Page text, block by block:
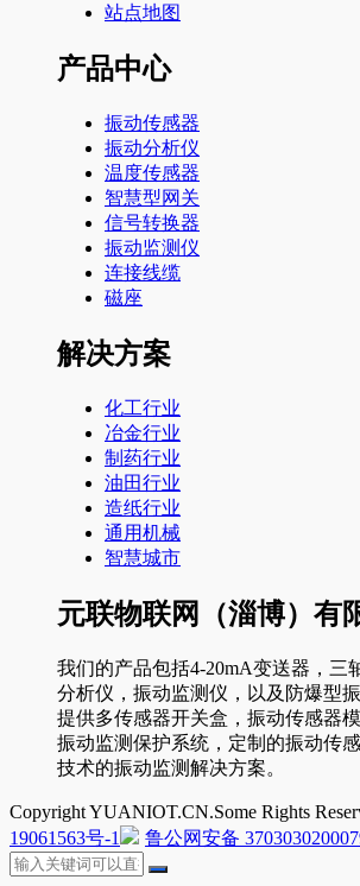
站点地图
产品中心
振动传感器
振动分析仪
温度传感器
智慧型网关
信号转换器
振动监测仪
连接线缆
磁座
解决方案
化工行业
冶金行业
制药行业
油田行业
造纸行业
通用机械
智慧城市
元联物联网（淄博）有
我们的产品包括4-20mA变送器，三
分析仪，振动监测仪，以及防爆型
提供多传感器开关盒，振动传感器
振动监测保护系统，定制的振动传
技术的振动监测解决方案。
Copyright YUANIOT.CN.Some Rights
19061563号-1
鲁公网安备